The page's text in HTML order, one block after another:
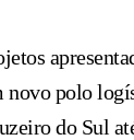
polo
do Sul